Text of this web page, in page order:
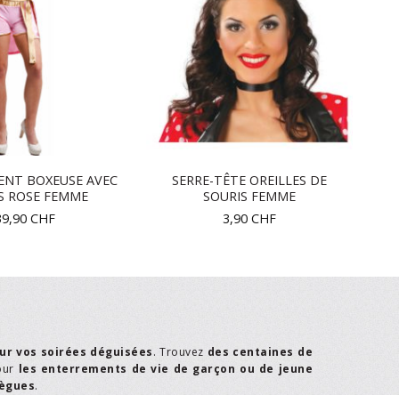
BOXEUSE AVEC
ROSE FEMME
CHF
SERRE-TÊTE OREILLES DE
SOURIS FEMME
3,90 CHF
vos soirées déguisées. Trouvez des centaines de
les enterrements de vie de garçon ou de jeune
.